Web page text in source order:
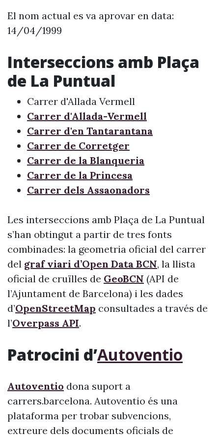
El nom actual es va aprovar en data:
14/04/1999
Interseccions amb Plaça
de La Puntual
Carrer d'Allada Vermell
Carrer d'Allada-Vermell
Carrer d'en Tantarantana
Carrer de Corretger
Carrer de la Blanqueria
Carrer de la Princesa
Carrer dels Assaonadors
Les interseccions amb Plaça de La Puntual
s’han obtingut a partir de tres fonts
combinades: la geometria oficial del carrer
del graf viari d’Open Data BCN, la llista
oficial de cruïlles de GeoBCN (API de
l’Ajuntament de Barcelona) i les dades
d’OpenStreetMap consultades a través de
l’Overpass API.
Patrocini d’Autoventio
Autoventio dona suport a
carrers.barcelona. Autoventio és una
plataforma per trobar subvencions,
extreure dels documents oficials de